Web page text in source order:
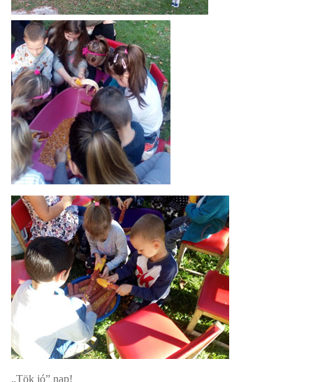
„Tök jó” nap!